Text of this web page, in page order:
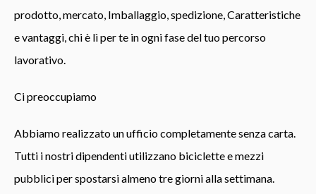
prodotto, mercato, Imballaggio, spedizione, Caratteristiche
e vantaggi, chi è lì per te in ogni fase del tuo percorso
lavorativo.
Ci preoccupiamo
Abbiamo realizzato un ufficio completamente senza carta.
Tutti i nostri dipendenti utilizzano biciclette e mezzi
pubblici per spostarsi almeno tre giorni alla settimana.